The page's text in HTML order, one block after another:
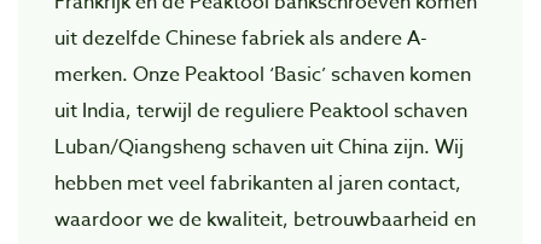
uit dezelfde Chinese fabriek als andere A-
merken. Onze Peaktool ‘Basic’ schaven komen
uit India, terwijl de reguliere Peaktool schaven
Luban/Qiangsheng schaven uit China zijn. Wij
hebben met veel fabrikanten al jaren contact,
waardoor we de kwaliteit, betrouwbaarheid en